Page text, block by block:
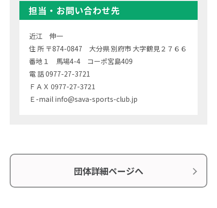
担当・お問い合わせ先
近江 伸一
住 所 〒874-0847 大分県 別府市 大字鶴見２７６６
番地１ 馬場4-4 コーポ宮島409
電 話 0977-27-3721
ＦＡＸ 0977-27-3721
Ｅ-mail info@sava-sports-club.jp
団体詳細ページへ